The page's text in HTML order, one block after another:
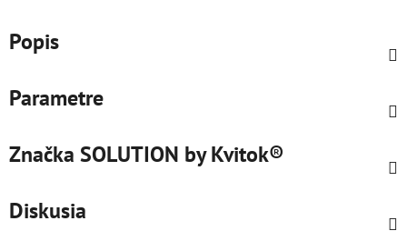
Popis
Parametre
Značka SOLUTION by Kvitok®
Diskusia